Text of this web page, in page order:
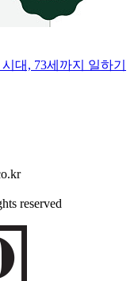
대, 73세까지 일하기
reserved